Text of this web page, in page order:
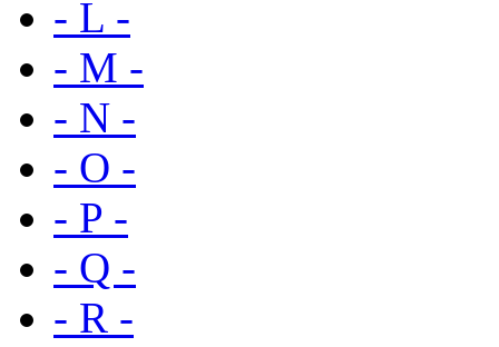
- L -
- M -
- N -
- O -
- P -
- Q -
- R -